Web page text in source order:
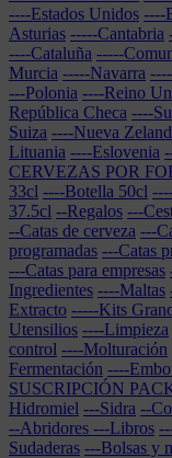
----Estados Unidos ----
Asturias -----Cantabria
----Cataluña -----
Murcia -----Navarra
---Polonia ----Reino
República Checa ----
Suiza ----Nueva
Lituania ----Eslovenia
CERVEZAS POR
33cl ----Botella 50cl
37.5cl --Regalos ---
--Catas de cerveza ---
programadas ---Catas
---Catas para empresas
Ingredientes ----Maltas
Extracto -----Kits
Utensilios ----Limpieza
control ----Molturación
Fermentación ----
SUSCRIPCIÓN
Hidromiel ---Sidra --
--Abridores ---Libros
Sudaderas ---Bolsas y